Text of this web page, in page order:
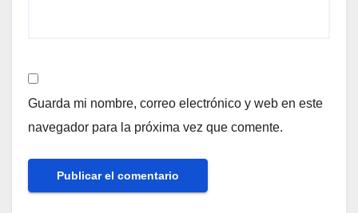
Guarda mi nombre, correo electrónico y web en este
navegador para la próxima vez que comente.